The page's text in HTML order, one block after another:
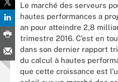
Le marché des serveurs
hautes performances a
an pour atteindre 2,8
trimestre 2016. C’est en
dans son dernier rapport
du calcul à hautes
que cette croissance est